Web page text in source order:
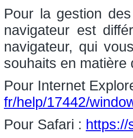
Pour la gestion
navigateur est
navigateur, qui
souhaits en matière
Pour Internet
fr/help/17442/
Pour Safari : https://